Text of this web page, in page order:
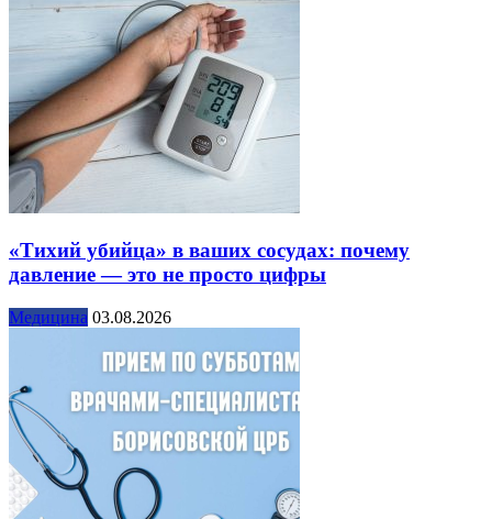
«Тихий убийца» в ваших сосудах: почему
давление — это не просто цифры
Медицина 03.08.2026